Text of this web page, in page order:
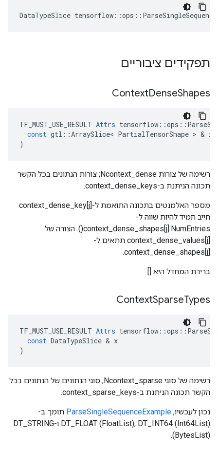
DataTypeSlice tensorflow ::ops ::
תפקידים ציבוריים
ContextDenseShapes
TF_MUST_USE_RESULT Attrs tensorflow ::ops ::
const gtl ::ArraySlice< PartialTensorShape > & x
)
רשימה של צורות Ncontext_dense; צורות הנתונים בכל הקשר
תכונה הניתנת ב-context_dense_keys.
מספר האלמנטים בתכונה התואמת ל-context_dense_key[j]
חייב תמיד להיות שווה ל-
context_dense_shapes[j].NumEntries(). הצורה של
context_dense_values[j] תתאים ל-
context_dense_shapes[j].
ברירת המחדל היא []
ContextSparseTypes
TF_MUST_USE_RESULT Attrs tensorflow ::ops ::
const DataTypeSlice & x
)
רשימה של סוגי Ncontext_sparse; סוגי הנתונים של הנתונים בכל
הקשר תכונה הניתנת ב-context_sparse_keys.
נכון לעכשיו, ParseSingleSequenceExample תומך ב-
DT_FLOAT (FloatList), DT_INT64 (Int64List) ו-DT_STRING
(BytesList).